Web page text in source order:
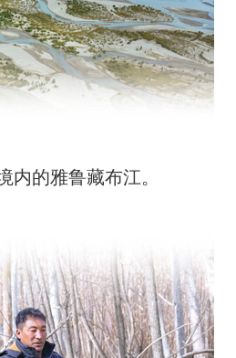
的雅鲁藏布江。